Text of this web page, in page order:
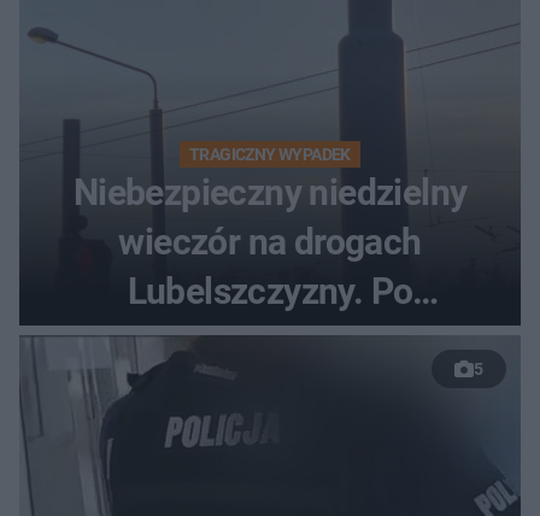
TRAGICZNY WYPADEK
Niebezpieczny niedzielny
wieczór na drogach
Lubelszczyzny. Po
nieudanym manewrze
wyprzedzania zginął
kierowca auta
5